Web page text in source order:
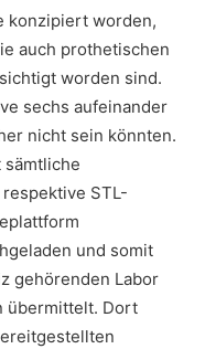
konzipiert worden,
auch prothetischen
worden sind.
sechs aufeinander
nicht sein könnten.
STL-
und somit
gehörenden Labor
übermittelt. Dort